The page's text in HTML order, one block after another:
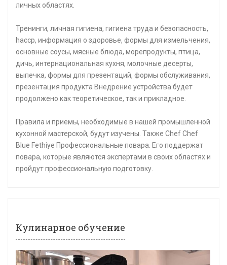
личных областях.
Тренинги, личная гигиена, гигиена труда и безопасность,
haccp, информация о здоровье, формы для измельчения,
основные соусы, мясные блюда, морепродукты, птица,
дичь, интернациональная кухня, молочные десерты,
выпечка, формы для презентаций, формы обслуживания,
презентация продукта Внедрение устройства будет
продолжено как теоретическое, так и прикладное.
Правила и приемы, необходимые в нашей промышленной
кухонной мастерской, будут изучены. Также Chef Chef
Blue Fethiye Профессиональные повара. Его поддержат
повара, которые являются экспертами в своих областях и
пройдут профессиональную подготовку.
Кулинарное обучение